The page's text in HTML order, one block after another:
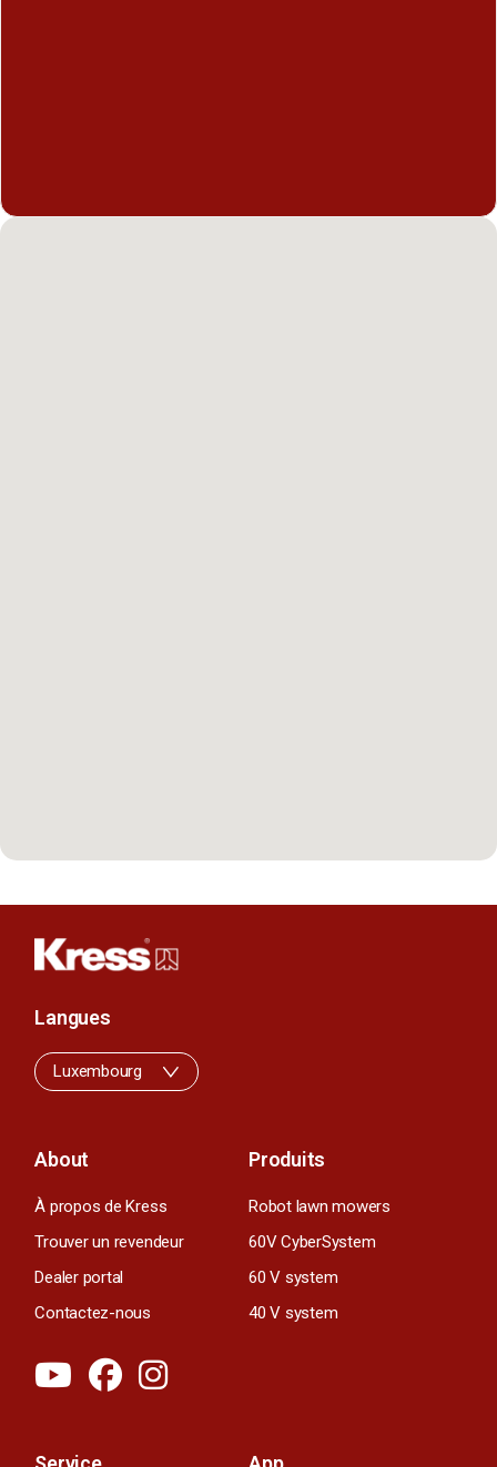
About
À propos de Kress
Trouver un revendeur
Dealer portal
Contactez-nous
Produits
Robot lawn mowers
60V CyberSystem
60 V system
40 V system
Langues
Luxembourg